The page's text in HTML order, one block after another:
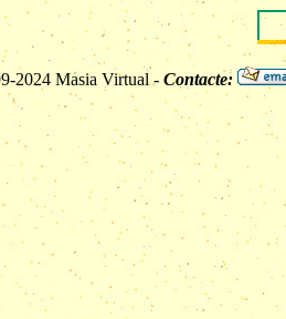
2024 Masia Virtual - Contacte: